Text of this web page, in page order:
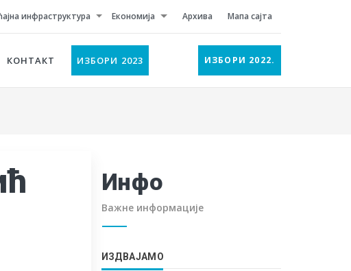
инфраструктура Економија Архива Мапа сајта
КОНТАКТ ИЗБОРИ 2023 ИЗБОРИ 2022.
Инфо
Важне информације
ИЗДВАЈАМО